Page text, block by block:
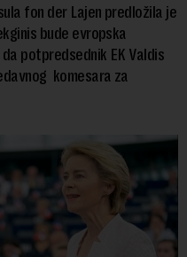
fon der Lajen predložila je
bude evropska
potpredsednik EK Valdis
komesara za